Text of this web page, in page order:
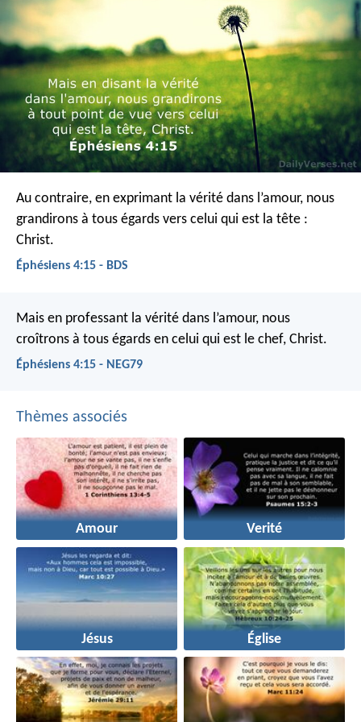
Au contraire, en exprimant la vérité dans l’amour, nous
grandirons à tous égards vers celui qui est la tête :
Christ.
Éphésiens 4:15 - BDS
Mais en professant la vérité dans l’amour, nous
croîtrons à tous égards en celui qui est le chef, Christ.
Éphésiens 4:15 - NEG79
Thèmes associés
Amour Verité
Jésus Église